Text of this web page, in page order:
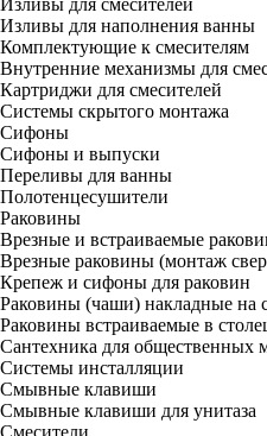
Изливы для смесителей
Изливы для наполнения ванны
Комплектующие к смесителям
Внутренние механизмы для
Картриджи для смесителей
Системы скрытого монтажа
Сифоны
Сифоны и выпуски
Переливы для ванны
Полотенцесушители
Раковины
Врезные и встраиваемые
Врезные раковины (монтаж
Крепеж и сифоны для раковин
Раковины (чаши) накладные на
Раковины встраиваемые в
Сантехника для общественных
Системы инсталляции
Смывные клавиши
Смывные клавиши для унитаза
Смесители